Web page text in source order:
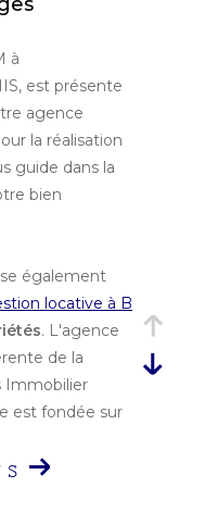
à
est présente
agence
la réalisation
guide dans la
bien
également
locative à B
. L'agence
de la
Immobilier
est fondée sur